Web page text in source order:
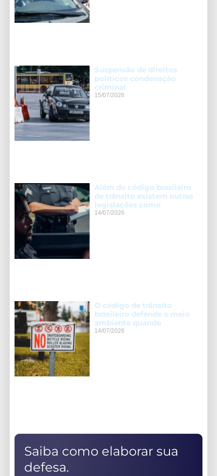
Suspensão de direitos
políticos condenação
criminal
15/07/2026
Além do código brasileiro
de trânsito existem outras
legislações como
14/07/2026
O código de trânsito
brasileiro defende o meio
ambiente quando
14/07/2026
Saiba como elaborar sua
defesa.